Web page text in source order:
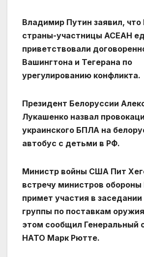
Владимир Путин заявил, что
страны-участницы АСЕАН
приветствовали
Вашингтона и Тегерана по
урегулированию конфликта.
Президент Белоруссии
Лукашенко назвал
украинского БПЛА на
автобус с детьми в РФ.
Министр войны США Пит
встречу министров
примет участия в заседании
группы по поставкам
этом сообщил Генеральный
НАТО Марк Рютте.